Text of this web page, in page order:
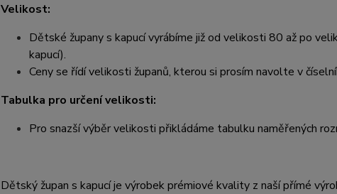
Velikost:
Dětské župany s kapucí vyrábíme již od velikosti 80 až po
kapucí).
Ceny se řídí velikosti županů, kterou si prosím navolte v
Tabulka pro určení velikosti:
Pro snazší výběr velikosti přikládáme tabulku naměřených
Dětský župan s kapucí je výrobek prémiové kvality z naší přímé